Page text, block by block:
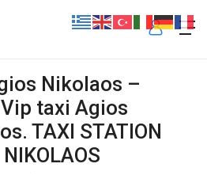
Nikolaos –
taxi Agios
TAXI STATION